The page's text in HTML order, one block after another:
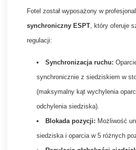
Fotel został wyposażony w
synchroniczny ESPT , który oferuje
regulacji:
Synchronizacja ruchu:
synchronicznie z siedziskiem w
(maksymalny kąt wychylenia
odchylenia siedziska).
Blokada pozycji: Możliwość
siedziska i oparcia w 5 różnych